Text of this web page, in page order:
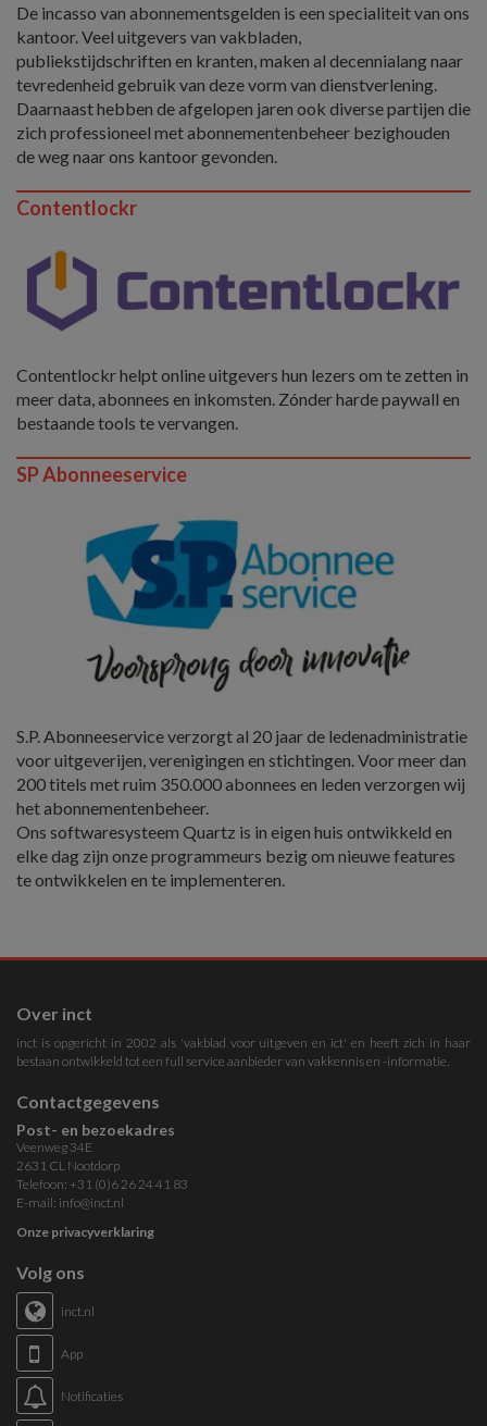
De incasso van abonnementsgelden is een specialiteit van ons
kantoor. Veel uitgevers van vakbladen,
publiekstijdschriften en kranten, maken al decennialang naar
tevredenheid gebruik van deze vorm van dienstverlening.
Daarnaast hebben de afgelopen jaren ook diverse partijen die
zich professioneel met abonnementenbeheer bezighouden
de weg naar ons kantoor gevonden.
Contentlockr
Contentlockr helpt online uitgevers hun lezers om te zetten in
meer data, abonnees en inkomsten. Zónder harde paywall en
bestaande tools te vervangen.
SP Abonneeservice
S.P. Abonneeservice verzorgt al 20 jaar de ledenadministratie
voor uitgeverijen, verenigingen en stichtingen. Voor meer dan
200 titels met ruim 350.000 abonnees en leden verzorgen wij
het abonnementenbeheer.
Ons softwaresysteem Quartz is in eigen huis ontwikkeld en
elke dag zijn onze programmeurs bezig om nieuwe features
te ontwikkelen en te implementeren.
Over inct
inct is opgericht in 2002 als 'vakblad voor uitgeven en ict' en heeft zich in haar
bestaan ontwikkeld tot een full service aanbieder van vakkennis en -informatie.
Contactgegevens
Post- en bezoekadres
Veenweg 34E
2631 CL Nootdorp
Telefoon: +31 (0)6 26 24 41 83
E-mail: info@inct.nl
Onze privacyverklaring
Volg ons
inct.nl
App
Notificaties